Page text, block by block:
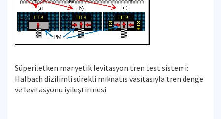
Süperiletken manyetik levitasyon tren test sistemi:
Halbach dizilimli sürekli mıknatıs vasıtasıyla tren denge
ve levitasyonu iyileştirmesi